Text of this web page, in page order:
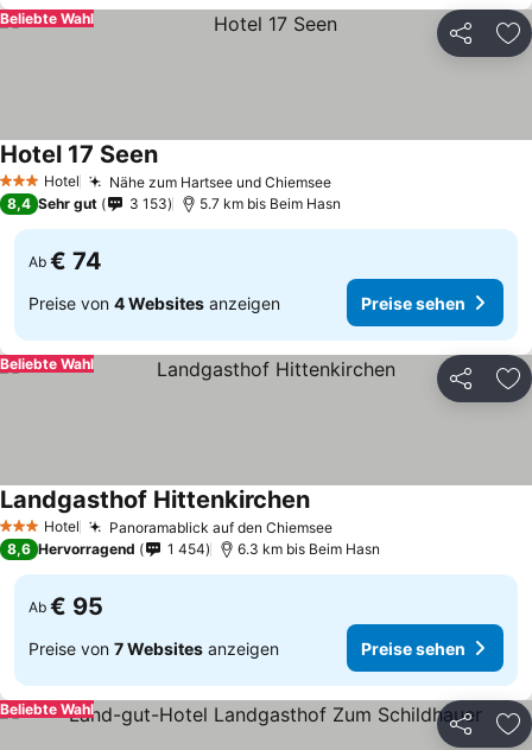
Teilen
Beliebte Wahl
3 SterneHotel Nähe zum Hartsee und Chiemsee
Hotel 17 Seen
8,4 Sehr gut 3 153 5.7 km bis Beim Hasn
Ab € 74
Preise von 4 Websites anzeigen Preise sehen
Teilen
Beliebte Wahl
3 SterneHotel Panoramablick auf den Chiemsee
Landgasthof Hittenkirchen
8,6 Hervorragend 1 454 6.3 km bis Beim Hasn
Ab € 95
Preise von 7 Websites anzeigen Preise sehen
Teilen
Beliebte Wahl